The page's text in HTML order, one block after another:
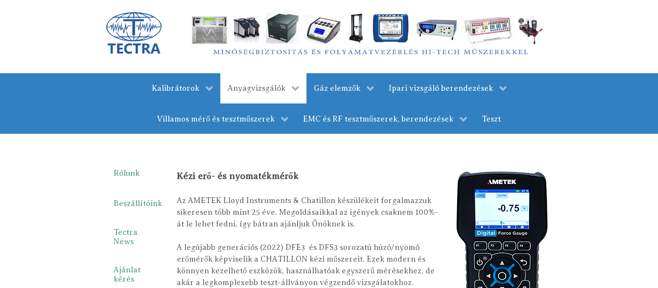
Kalibrátorok Anyagvizsgálók Gáz elemzők Ipari vizsgáló berendezések
Villamos mérő és tesztműszerek EMC és RF tesztműszerek, berendezések Teszt
Rólunk
Beszállítóink
Tectra
News
Ajánlat
kérés
Kézi erő- és nyomatékmérők
Az AMETEK Lloyd Instruments & Chatillon készülékeit forgalmazzuk
sikeresen több mint 25 éve. Megoldásaikkal az igények csaknem 100%-
át le lehet fedni, így bátran ajánljuk Önöknek is.
A legújabb generációs (2022) DFE3 és DFS3 sorozatú húzó/nyomó
erőmérők képviselik a CHATILLON kézi műszereit. Ezek modern és
könnyen kezelhető eszközök, használhatóak egyszerű mérésekhez, de
akár a legkomplexebb teszt-állványon végzendő vizsgálatokhoz.